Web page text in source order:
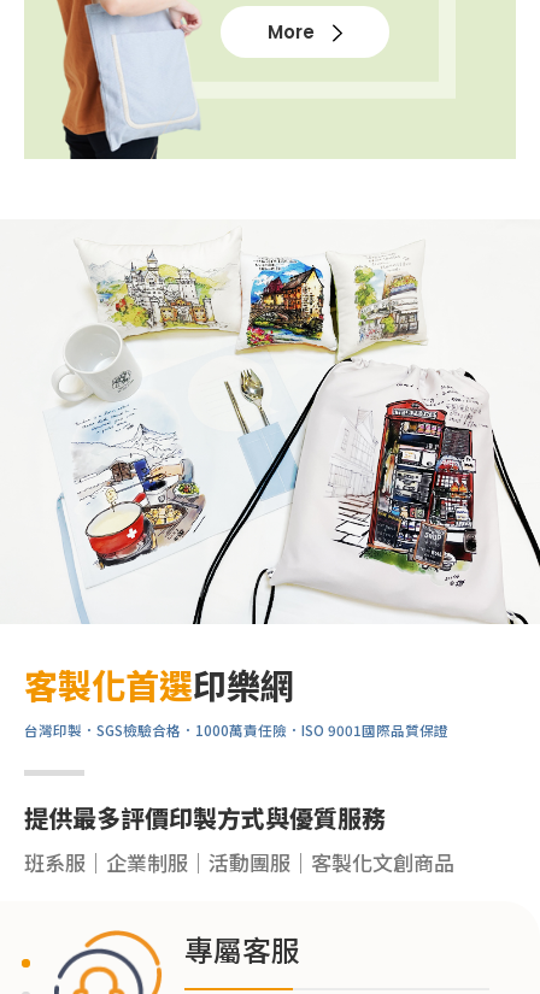
More
客製化首選印樂網
台灣印製．SGS檢驗合格．1000萬責任險．ISO 9001國際品質保證
提供最多評價印製方式與優質服務
班系服｜企業制服｜活動團服｜客製化文創商品
專屬客服